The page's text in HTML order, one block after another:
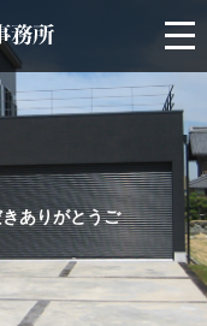
ありがとうご